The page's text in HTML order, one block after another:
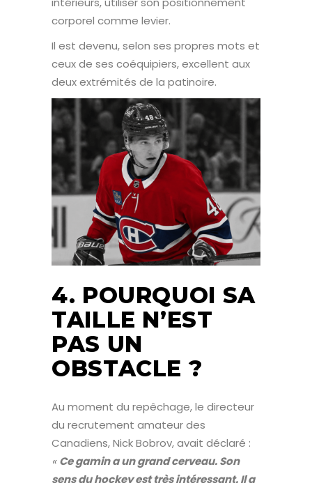
corporel comme levier.
Il est devenu, selon ses propres mots et
ceux de ses coéquipiers, excellent aux
deux extrémités de la patinoire.
4. POURQUOI SA
TAILLE N’EST
PAS UN
OBSTACLE ?
Au moment du repêchage, le directeur
du recrutement amateur des
Canadiens, Nick Bobrov, avait déclaré :
«Ce gamin a un grand cerveau. Son
sens du hockey est très intéressant. Il a